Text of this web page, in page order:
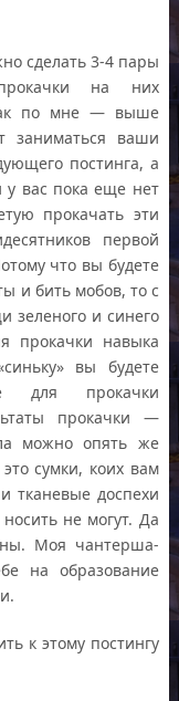
сделать 3-4 пары
на них
по мне — выше
заниматься ваши
постинга, а
у вас пока еще нет
прокачать эти
первой
что вы будете
и бить мобов, то с
зеленого и синего
прокачки навыка
вы будете
для прокачки
прокачки —
можно опять же
сумки, коих вам
тканевые доспехи
не могут. Да
Моя чантерша-
на образование
к этому постингу